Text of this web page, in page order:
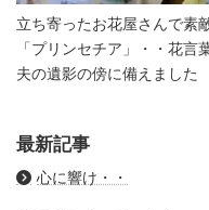
立ち寄ったお花屋さんで素
「プリンセチア」・・花言
夫の遺影の傍に備えました
最新記事
心に響け・・